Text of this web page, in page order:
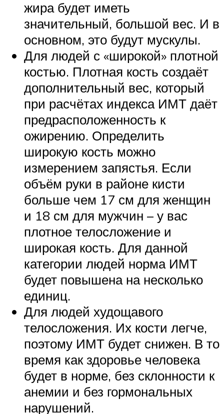
жира будет иметь
значительный, большой вес. И в
основном, это будут мускулы.
Для людей с «широкой» плотной
костью. Плотная кость создаёт
дополнительный вес, который
при расчётах индекса ИМТ даёт
предрасположенность к
ожирению. Определить
широкую кость можно
измерением запястья. Если
объём руки в районе кисти
больше чем 17 см для женщин
и 18 см для мужчин – у вас
плотное телосложение и
широкая кость. Для данной
категории людей норма ИМТ
будет повышена на несколько
единиц.
Для людей худощавого
телосложения. Их кости легче,
поэтому ИМТ будет снижен. В то
время как здоровье человека
будет в норме, без склонности к
анемии и без гормональных
нарушений.